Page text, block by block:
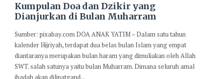
Kumpulan Doa dan Dzikir yang
Dianjurkan di Bulan Muharram
Sumber: pixabay.com DOA ANAK YATIM – Dalam satu tahun
kalender Hijriyah, terdapat dua belas bulan Islam yang empat
diantaranya merupakan bulan haram yang dimuliakan oleh Allah
SWT. salah satunya yaitu bulan Muharram. Dimana seluruh amal